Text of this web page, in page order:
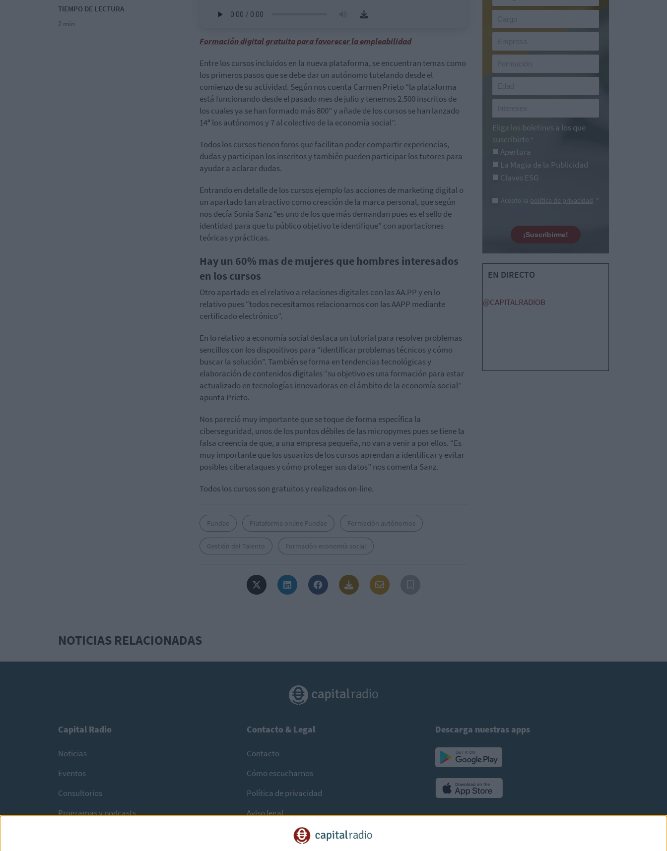
TIEMPO DE LECTURA
2 min
Formación digital gratuita para favorecer la empleabilidad
Entre los cursos incluidos en la nueva plataforma, se encuentran temas como
los primeros pasos que se debe dar un autónomo tutelando desde el
comienzo de su actividad. Según nos cuenta Carmen Prieto “la plataforma
está funcionando desde el pasado mes de julio y tenemos 2.500 inscritos de
los cuales ya se han formado más 800” y añade de los cursos se han lanzado
14ª los autónomos y 7 al colectivo de la economía social”.
Todos los cursos tienen foros que facilitan poder compartir experiencias,
dudas y participan los inscritos y también pueden participar los tutores para
ayudar a aclarar dudas.
Entrando en detalle de los cursos ejemplo las acciones de marketing digital o
un apartado tan atractivo como creación de la marca personal, que según
nos decía Sonia Sanz “es uno de los que más demandan pues es el sello de
identidad para que tu público objetivo te identifique” con aportaciones
teóricas y prácticas.
Hay un 60% mas de mujeres que hombres interesados
en los cursos
Otro apartado es el relativo a relaciones digitales con las AA.PP y en lo
relativo pues “todos necesitamos relacionarnos con las AAPP mediante
certificado electrónico”.
En lo relativo a economía social destaca un tutorial para resolver problemas
sencillos con los dispositivos para “identificar problemas técnicos y cómo
buscar la solución”. También se forma en tendencias tecnológicas y
elaboración de contenidos digitales “su objetivo es una formación para estar
actualizado en tecnologías innovadoras en el ámbito de la economía social”
apunta Prieto.
Nos pareció muy importante que se toque de forma específica la
ciberseguridad, unos de los puntos débiles de las micropymes pues se tiene la
falsa creencia de que, a una empresa pequeña, no van a venir a por ellos. “Es
muy importante que los usuarios de los cursos aprendan a identificar y evitar
posibles ciberataques y cómo proteger sus datos” nos comenta Sanz.
Todos los cursos son gratuitos y realizados on-line.
Fundae Plataforma online Fundae Formación autónomos
Gestión del Talento Formación economía social
Elige los boletines a los que
suscribirte *
Apertura
La Magia de la Publicidad
Claves ESG
Acepto la política de privacidad. *
¡Suscribirme!
EN DIRECTO
@CAPITALRADIOB
NOTICIAS RELACIONADAS
Capital Radio
Noticias
Eventos
Consultorios
Programas y podcasts
Contacto & Legal
Contacto
Cómo escucharnos
Política de privacidad
Aviso legal
Descarga nuestras apps